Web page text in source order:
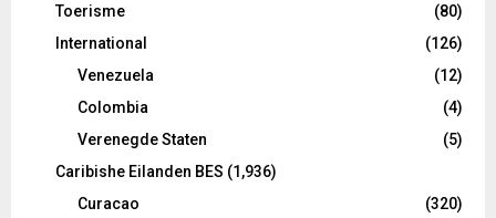
Toerisme
(80)
International
(126)
Venezuela
(12)
Colombia
(4)
Verenegde Staten
(5)
Caribishe Eilanden BES (1,936)
Curacao
(320)